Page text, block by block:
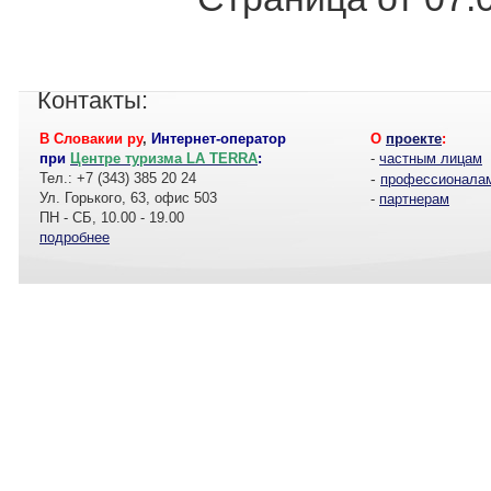
Контакты:
В Словакии ру, Интернет-оператор
при Центре туризма LA TERRA:
Тел.: +7 (343) 385 20 24
Ул. Горького, 63, офис 503
ПН - СБ, 10.00 - 19.00
подробнее
О проекте:
- частным лицам
-
- партнерам